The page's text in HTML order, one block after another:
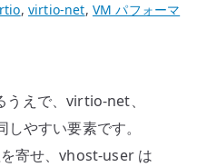
, virtio-net, VM パフォーマ
えで、virtio-net、
やすい要素です。
寄せ、vhost-user は